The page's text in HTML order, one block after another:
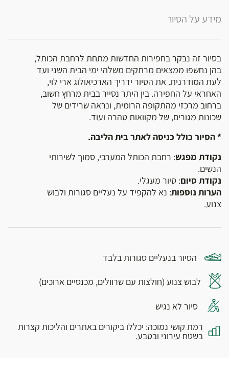
מידע על הסיור
בסיור זה נבקר בחפירות החדשות מתחת לרחבת הכותל,
בהן נחשפו ממצאים מרתקים משלהי ימי הבית השני ועד
לעת המודרנית. את הסיור ידריך הארכיאולוג ארי לוי,
האחראי על החפירה. בין היתר נסייר בבית מרחץ חשוב,
ברחוב מרכזי מהתקופה הרומית, ונראה שרידים של
שכונות מגורים, של מקוואות טהרה ועוד.
* הסיור כולל כניסה לאתר בית הליבה.
נקודת מפגש: רחבת הכותל המערבי, סמוך לשירותי
הנשים.
נקודת סיום: סיור מעגלי.
הערות נוספות: נא להקפיד על נעליים סגורות ולבוש
צנוע.
הסיור בנעליים סגורות בלבד
לבוש צנוע (חולצות עם שרוולים, מכנסיים ארוכים)
סיור לא נגיש
רמת קושי נמוכה: יכללו ביקורים באתרים והליכות קצרות
בשטח עירוני ובטבע.